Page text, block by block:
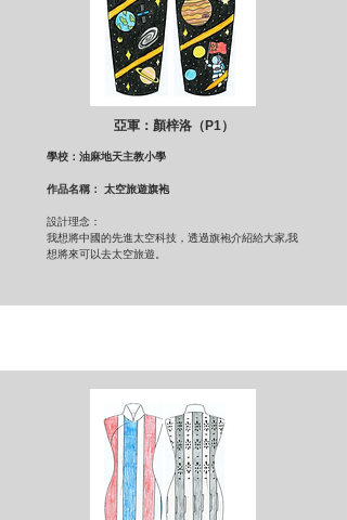
亞軍：顏梓洛（P1）
學校：油麻地天主教小學
作品名稱： 太空旅遊旗袍
設計理念：
我想將中國的先進太空科技，透過旗袍介紹給大家,我
想將來可以去太空旅遊。